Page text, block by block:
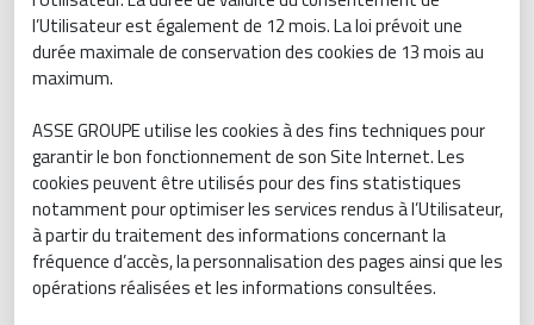
l’Utilisateur est également de 12 mois. La loi prévoit une
durée maximale de conservation des cookies de 13 mois au
maximum.
ASSE GROUPE utilise les cookies à des fins techniques pour
garantir le bon fonctionnement de son Site Internet. Les
cookies peuvent être utilisés pour des fins statistiques
notamment pour optimiser les services rendus à l’Utilisateur,
à partir du traitement des informations concernant la
fréquence d’accès, la personnalisation des pages ainsi que les
opérations réalisées et les informations consultées.